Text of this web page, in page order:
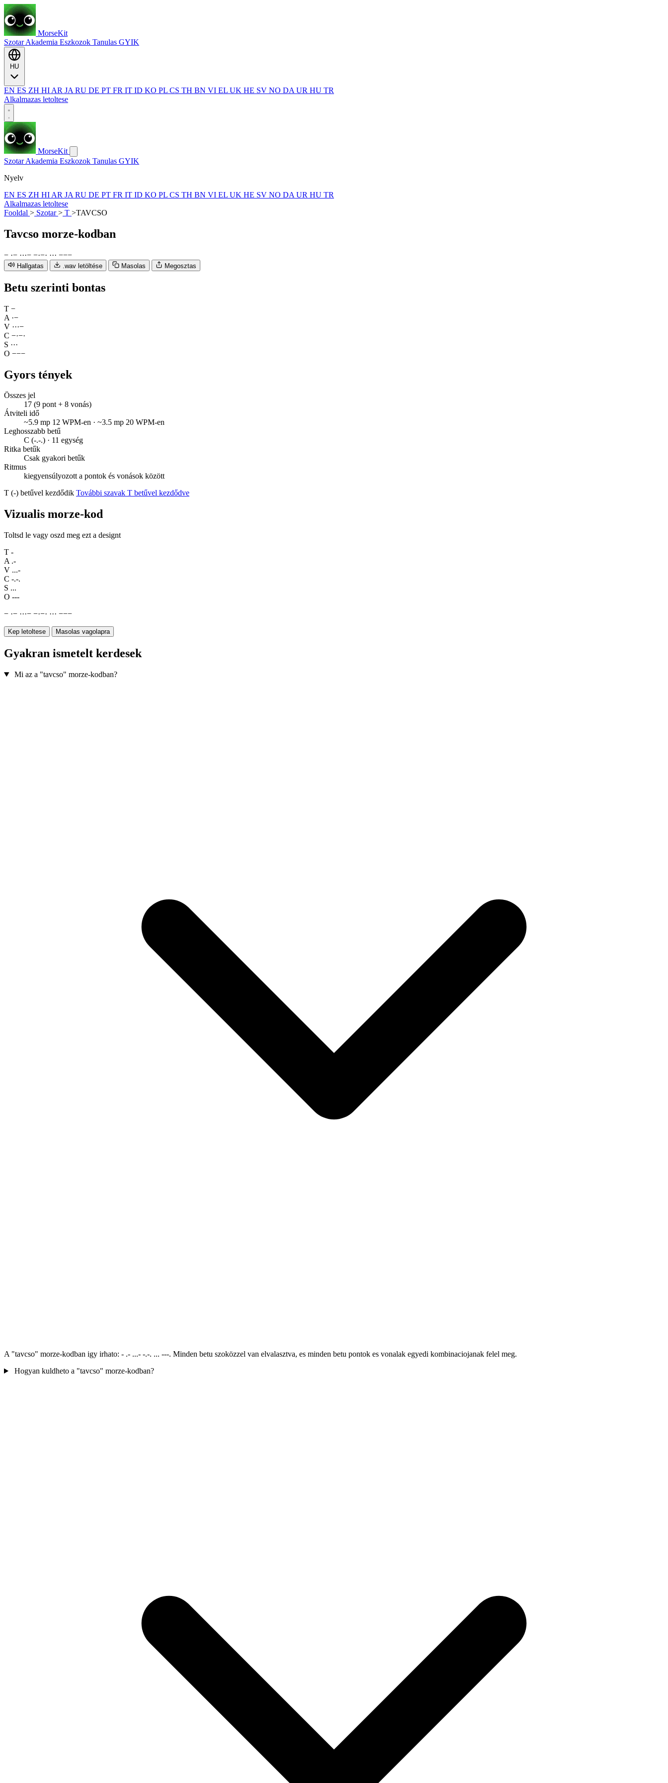
MorseKit
SzotarAkademia Eszkozok Tanulas GYIK
EN ES ZH HI AR JA RU DE PT FR IT ID KO PL CS TH BN VI EL UK HE SV NO DA UR HU TR
Alkalmazas letoltese
MorseKit
SzotarAkademia Eszkozok Tanulas GYIK
Nyelv
EN ES ZH HI AR JA RU DE PT FR IT ID KO PL CS TH BN VI EL UK HE SV NO DA UR HU TR
Alkalmazas letoltese
Fooldal > Szotar> T >TAVCSO
Tavcso morze-kodban
− ·− ···− −·−· ··· −−−
Hallgatas .wav letöltése Masolas Megosztas
Betu szerinti bontas
T −
A ·−
V ···−
C −·−·
S ···
O −−−
Gyors tények
Összes jel
17 (9 pont + 8 vonás)
Átviteli idő
~5.9 mp 12 WPM-en · ~3.5 mp 20 WPM-en
Leghosszabb betű
C (-.-.) · 11 egység
Ritka betűk
Csak gyakori betűk
Ritmus
kiegyensúlyozott a pontok és vonások között
T (-) betűvel kezdődik További szavak T betűvel kezdődve
Vizualis morze-kod
Toltsd le vagy oszd meg ezt a designt
T -
A .-
V ...-
C -.-.
S ...
O ---
− ·− ···− −·−· ··· −−−
Kep letoltese Masolas vagolapra
Gyakran ismetelt kerdesek
Mi az a "tavcso" morze-kodban?
A "tavcso" morze-kodban igy irhato: - .- ...- -.-. ... ---. Minden betu szoközzel van elvalasztva, es minden betu pontok es vonalak egyedi kombinaciojanak felel meg.
Hogyan kuldheto a "tavcso" morze-kodban?